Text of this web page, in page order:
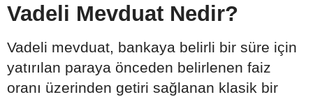
Vadeli Mevduat Nedir?
Vadeli mevduat, bankaya belirli bir süre için
yatırılan paraya önceden belirlenen faiz
oranı üzerinden getiri sağlanan klasik bir